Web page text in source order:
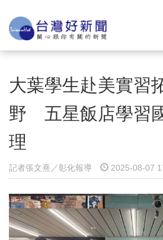
大葉學生赴美實習
野 五星飯店學習
理
記者張文熹／彰化報導 2025-08-07